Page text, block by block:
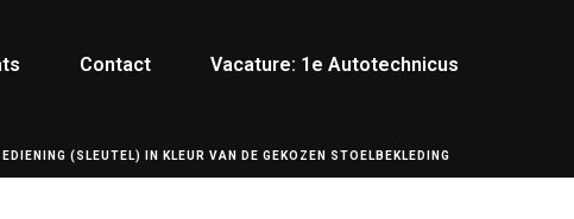
Contact Vacature: 1e Autotechnicus
(SLEUTEL) IN KLEUR VAN DE GEKOZEN STOELBEKLEDING